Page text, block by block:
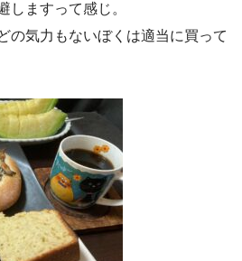
しますって感じ。
の気力もないぼくは適当に買って